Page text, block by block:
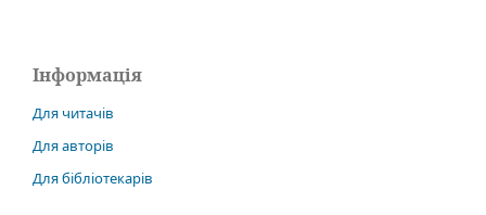
Інформація
Для читачів
Для авторів
Для бібліотекарів